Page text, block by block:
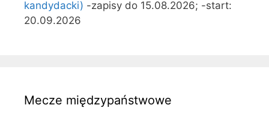
kandydacki) -zapisy do 15.08.2026; -start:
20.09.2026
Mecze międzypaństwowe